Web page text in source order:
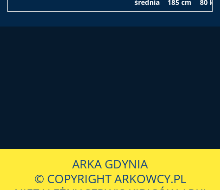
średnia 185 cm 80 kg
ARKA GDYNIA
© COPYRIGHT ARKOWCY.PL